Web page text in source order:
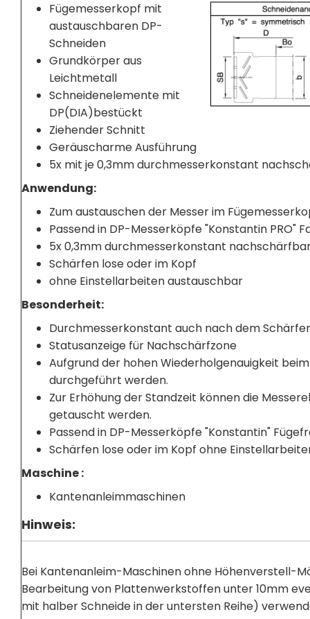
Fügemesserkopf mit
austauschbaren DP-
Schneiden
Grundkörper aus
Leichtmetall
Schneidenelemente mit
DP(DIA)bestückt
Ziehender Schnitt
Geräuscharme Ausführung
5x mit je 0,3mm durchmesserkonstant
Anwendung:
Zum austauschen der Messer im
Passend in DP-Messerköpfe "Konstantin PRO"
5x 0,3mm durchmesserkonstant
Schärfen lose oder im Kopf
ohne Einstellarbeiten austauschbar
Besonderheit:
Durchmesserkonstant auch nach dem
Statusanzeige für Nachschärfzone
Aufgrund der hohen Wiederholgenauigkeit
durchgeführt werden.
Zur Erhöhung der Standzeit können die
getauscht werden.
Passend in DP-Messerköpfe "Konstantin"
Schärfen lose oder im Kopf ohne
Maschine :
Kantenanleimmaschinen
Hinweis:
Bei Kantenanleim-Maschinen ohne Höhenverstell-
Bearbeitung von Plattenwerkstoffen unter 10mm
mit halber Schneide in der untersten Reihe)